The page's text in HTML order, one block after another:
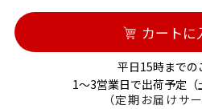
カートに
平日15時までの
1～3営業日で出荷予定（
（定期お届けサ